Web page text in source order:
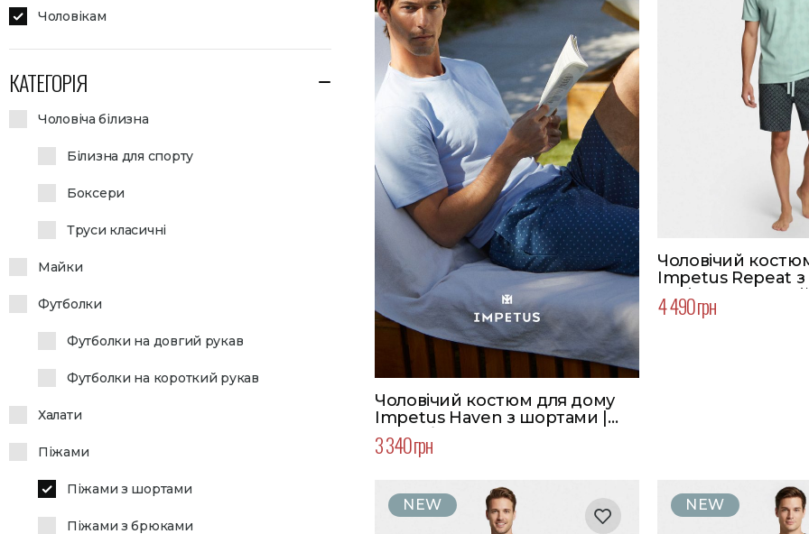
Чоловікам
КАТЕГОРІЯ
Чоловіча білизна
Білизна для спорту
Боксери
Труси класичні
Майки
Футболки
Футболки на довгий рукав
Футболки на короткий рукав
Халати
Піжами
Піжами з шортами
Піжами з брюками
Чоловічий костюм для дому
Impetus Haven з шортами |
Колір блакитний
3 340 грн
Чоловічий
Impetus Repeat
Колір темно-
4 490 грн
NEW NEW